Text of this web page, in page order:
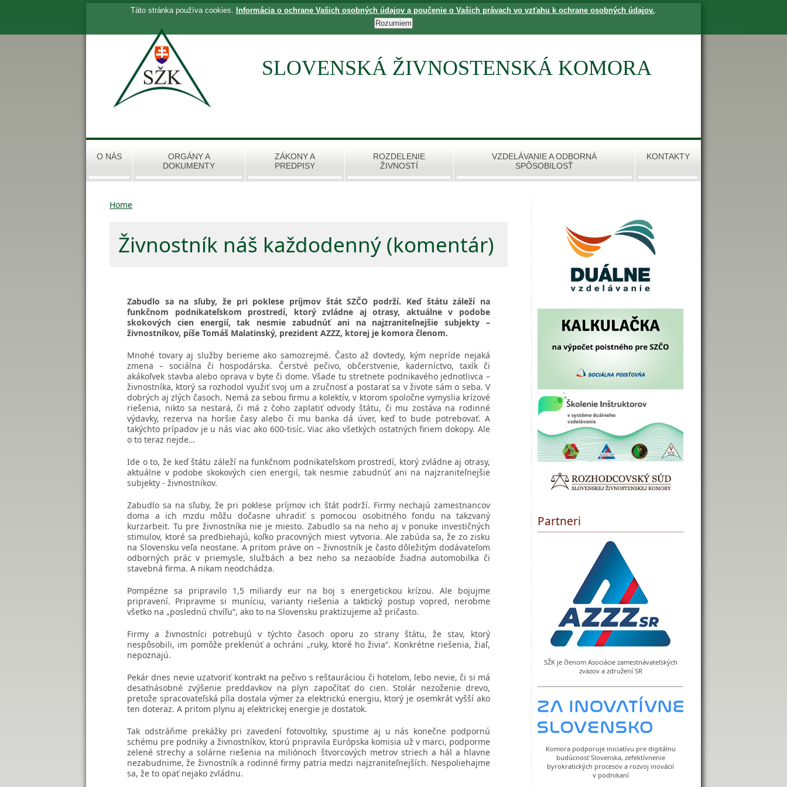
SLOVENSKÁ ŽIVNOSTENSKÁ KOMORA
O NÁS
ORGÁNY A
DOKUMENTY
ZÁKONY A
PREDPISY
ROZDELENIE
ŽIVNOSTÍ
VZDELÁVANIE A ODBORNÁ
SPÔSOBILOSŤ
KONTAKTY
Home
Živnostník náš každodenný (komentár)
Zabudlo sa na sľuby, že pri poklese príjmov štát SZČO podrží. Keď štátu záleží na
funkčnom podnikateľskom prostredí, ktorý zvládne aj otrasy, aktuálne v podobe
skokových cien energií, tak nesmie zabudnúť ani na najzraniteľnejšie subjekty –
živnostníkov, píše Tomáš Malatinský, prezident AZZZ, ktorej je komora členom.
Mnohé tovary aj služby berieme ako samozrejmé. Často až dovtedy, kým nepríde nejaká
zmena – sociálna či hospodárska. Čerstvé pečivo, občerstvenie, kaderníctvo, taxík či
akákoľvek stavba alebo oprava v byte či dome. Všade tu stretnete podnikavého jednotlivca –
živnostníka, ktorý sa rozhodol využiť svoj um a zručnosť a postarať sa v živote sám o seba. V
dobrých aj zlých časoch. Nemá za sebou firmu a kolektív, v ktorom spoločne vymyslia krízové
riešenia, nikto sa nestará, či má z čoho zaplatiť odvody štátu, či mu zostáva na rodinné
výdavky, rezerva na horšie časy alebo či mu banka dá úver, keď to bude potrebovať. A
takýchto prípadov je u nás viac ako 600-tisíc. Viac ako všetkých ostatných firiem dokopy. Ale
o to teraz nejde…
Ide o to, že keď štátu záleží na funkčnom podnikateľskom prostredí, ktorý zvládne aj otrasy,
aktuálne v podobe skokových cien energií, tak nesmie zabudnúť ani na najzraniteľnejšie
subjekty - živnostníkov.
Zabudlo sa na sľuby, že pri poklese príjmov ich štát podrží. Firmy nechajú zamestnancov
doma a ich mzdu môžu dočasne uhradiť s pomocou osobitného fondu na takzvaný
kurzarbeit. Tu pre živnostníka nie je miesto. Zabudlo sa na neho aj v ponuke investičných
stimulov, ktoré sa predbiehajú, koľko pracovných miest vytvoria. Ale zabúda sa, že zo zisku
na Slovensku veľa neostane. A pritom práve on – živnostník je často dôležitým dodávateľom
odborných prác v priemysle, službách a bez neho sa nezaobíde žiadna automobilka či
stavebná firma. A nikam neodchádza.
Pompézne sa pripravilo 1,5 miliardy eur na boj s energetickou krízou. Ale bojujme
pripravení. Pripravme si muníciu, varianty riešenia a taktický postup vopred, nerobme
všetko na „poslednú chvíľu“, ako to na Slovensku praktizujeme až pričasto.
Firmy a živnostníci potrebujú v týchto časoch oporu zo strany štátu, že stav, ktorý
nespôsobili, im pomôže preklenúť a ochráni „ruky, ktoré ho živia“. Konkrétne riešenia, žiaľ,
nepoznajú.
Pekár dnes nevie uzatvoriť kontrakt na pečivo s reštauráciou či hotelom, lebo nevie, či si má
desaťnásobné zvýšenie preddavkov na plyn započítať do cien. Stolár nezoženie drevo,
pretože spracovateľská píla dostala výmer za elektrickú energiu, ktorý je osemkrát vyšší ako
ten doteraz. A pritom plynu aj elektrickej energie je dostatok.
Tak odstráňme prekážky pri zavedení fotovoltiky, spustime aj u nás konečne podpornú
schému pre podniky a živnostníkov, ktorú pripravila Európska komisia už v marci, podporme
zelené strechy a solárne riešenia na miliónoch štvorcových metrov striech a hál a hlavne
nezabudnime, že živnostník a rodinné firmy patria medzi najzraniteľnejších. Nespoliehajme
sa, že to opäť nejako zvládnu.
Partneri
SŽK je členom Asociácie zamestnávateľských
zväzov a združení SR
Komora podporuje iniciatívu pre digitálnu
budúcnosť Slovenska, zefektívnenie
byrokratických procesov a rozvoj inovácií
v podnikaní
Táto stránka používa cookies. Informácia o ochrane Vašich osobných údajov a poučenie o Vašich právach vo vzťahu k ochrane osobných údajov..